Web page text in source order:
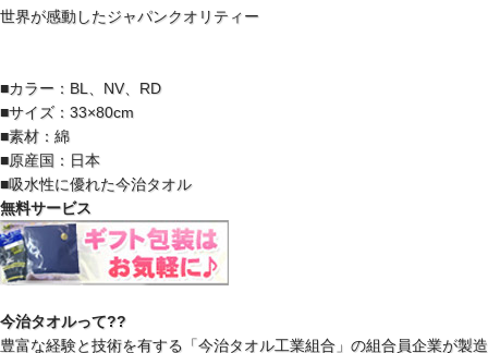
世界が感動したジャパンクオリティー
■カラー：BL、NV、RD
■サイズ：33×80cm
■素材：綿
■原産国：日本
■吸水性に優れた今治タオル
無料サービス
今治タオルって??
豊富な経験と技術を有する「今治タオル工業組合」の組合員企業が製造